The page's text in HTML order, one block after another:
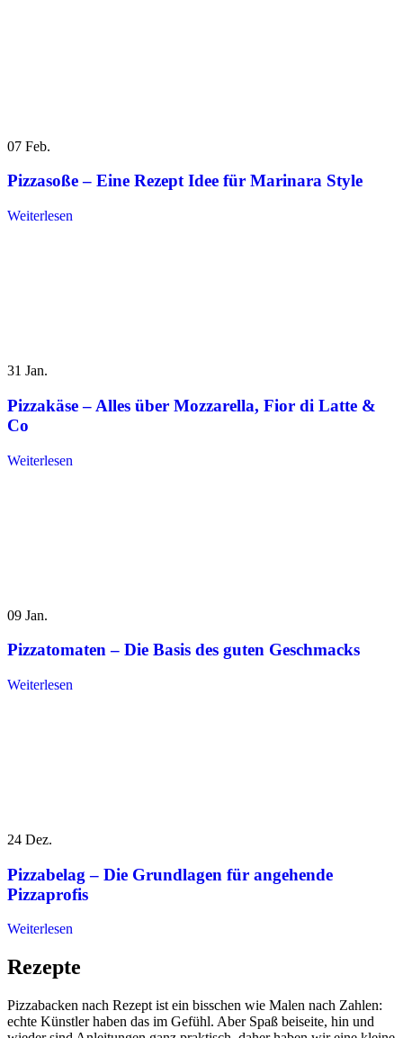
07 Feb.
Pizzasoße – Eine Rezept Idee für Marinara Style
Weiterlesen
31 Jan.
Pizzakäse – Alles über Mozzarella, Fior di Latte &
Co
Weiterlesen
09 Jan.
Pizzatomaten – Die Basis des guten Geschmacks
Weiterlesen
24 Dez.
Pizzabelag – Die Grundlagen für angehende
Pizzaprofis
Weiterlesen
Rezepte
Pizzabacken nach Rezept ist ein bisschen wie Malen nach Zahlen:
echte Künstler haben das im Gefühl. Aber Spaß beiseite, hin und